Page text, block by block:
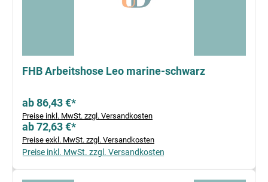
FHB Arbeitshose Leo marine-schwarz
ab 86,43 €*
Preise inkl. MwSt. zzgl. Versandkosten
ab 72,63 €*
Preise exkl. MwSt. zzgl. Versandkosten
Preise inkl. MwSt. zzgl. Versandkosten